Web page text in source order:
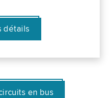
détails
en bus